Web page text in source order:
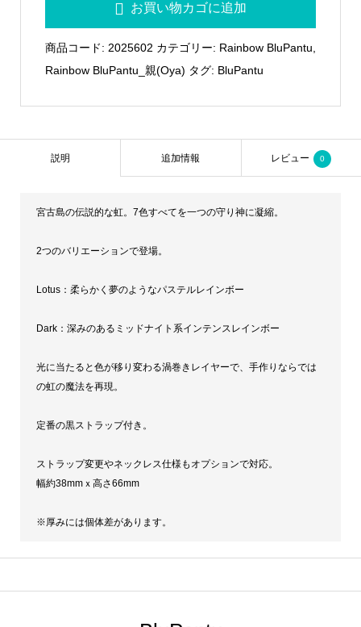
02
個
お買い物カゴに追加
商品コード: 2025602 カテゴリー: Rainbow BluPantu,
Rainbow BluPantu_親(Oya) タグ: BluPantu
説明 追加情報 レビュー 0
宮古島の伝説的な虹。7色すべてを一つの守り神に凝縮。
2つのバリエーションで登場。
Lotus：柔らかく夢のようなパステルレインボー
Dark：深みのあるミッドナイト系インテンスレインボー
光に当たると色が移り変わる渦巻きレイヤーで、手作りならでは
の虹の魔法を再現。
定番の黒ストラップ付き。
ストラップ変更やネックレス仕様もオプションで対応。
幅約38mmｘ高さ66mm
※厚みには個体差があります。